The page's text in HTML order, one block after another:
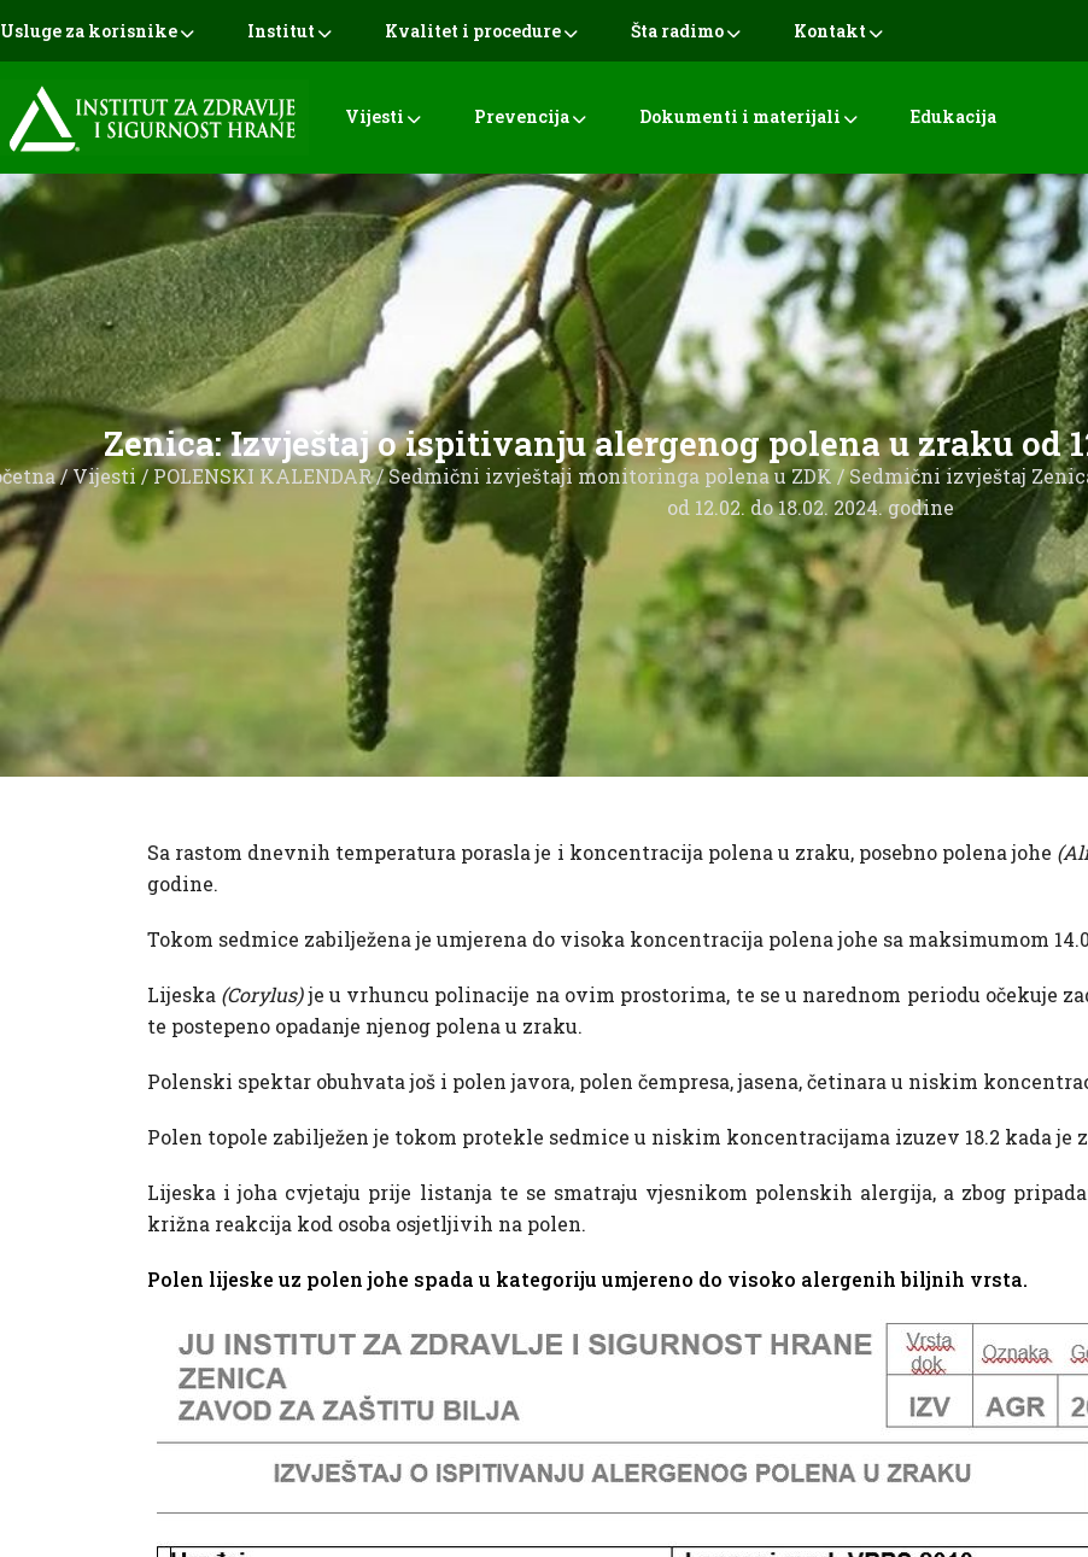
Usluge za korisnike Institut Kvalitet i procedure Šta radimo Kontakt
Vijesti Prevencija Dokumenti i materijali Edukacija
Zenica: Izvještaj o ispitivanju alergenog polena u zraku od
/Vijesti/ POLENSKI KALENDAR/Sedmični izvještaji monitoringa polena u ZDK /Sedmični izvještaj
od 12.02. do 18.02. 2024. godine
Sa rastom dnevnih temperatura porasla je i koncentracija polena u zraku, posebno polena johe
godine.
Tokom sedmice zabilježena je umjerena do visoka koncentracija polena johe sa maksimumom
Lijeska (Corylus)je u vrhuncu polinacije na ovim prostorima, te se u narednom periodu očekuje
te postepeno opadanje njenog polena u zraku.
Polenski spektar obuhvata još i polen javora, polen čempresa, jasena, četinara u niskim
Polen topole zabilježen je tokom protekle sedmice u niskim koncentracijama izuzev 18.2 kada je
Lijeska i joha cvjetaju prije listanja te se smatraju vjesnikom polenskih alergija, a zbog
križna reakcija kod osoba osjetljivih na polen.
Polen lijeske uz polen johe spada u kategoriju umjereno do visoko alergenih biljnih vrsta.